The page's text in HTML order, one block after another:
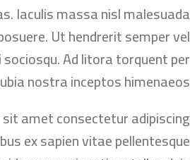
Iaculis massa nisl malesuada
Ut hendrerit semper vel
Ad litora torquent per
nostra inceptos himenaeos.
amet consectetur adipiscing
ex sapien vitae pellentesque